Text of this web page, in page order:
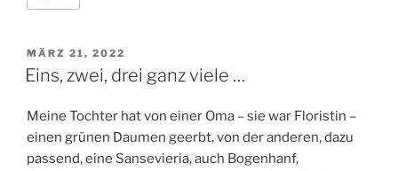
VERÖFFENTLICHT
AM
MÄRZ 21, 2022
Eins, zwei, drei ganz viele …
Meine Tochter hat von einer Oma – sie war Floristin –
einen grünen Daumen geerbt, von der anderen, dazu
passend, eine Sansevieria, auch Bogenhanf,